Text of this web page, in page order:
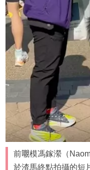
前𡃁模馮鎵瀠（
於渣馬終點拍攝的短